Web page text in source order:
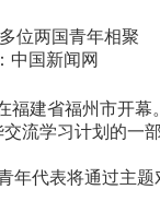
位两国青年相聚
中国新闻网
建省福州市开幕
学习计划的一部
代表将通过主题